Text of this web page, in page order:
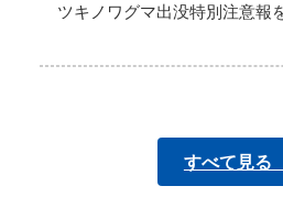
ツキノワグマ出没特別注意報
すべて見る